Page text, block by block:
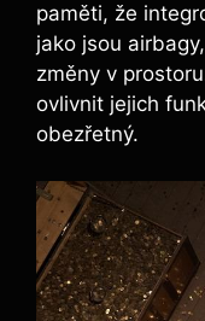
paměti, že
jako jsou
změny v
ovlivnit jejich
obezřetný.